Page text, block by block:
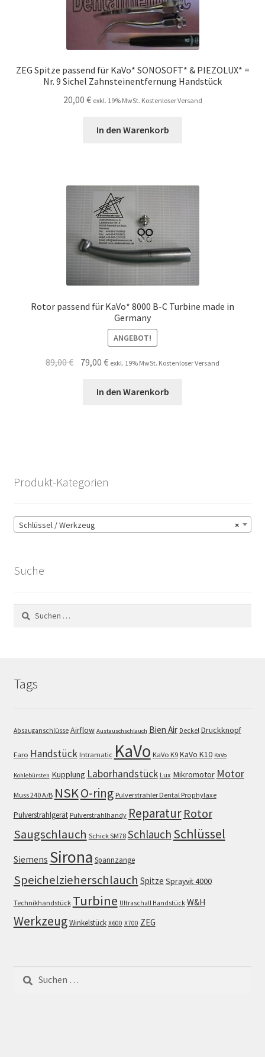
ZEG Spitze passend für KaVo* SONOSOFT* & PIEZOLUX* =
Nr. 9 Sichel Zahnsteinentfernung Handstück
20,00 € exkl. 19% MwSt. Kostenloser Versand
In den Warenkorb
Rotor passend für KaVo* 8000 B-C Turbine made in
Germany
ANGEBOT!
89,00€ Ursprünglicher
79,00€Aktueller
ist:
exkl. 19% MwSt. Kostenloser Versand
In den Warenkorb
Produkt-Kategorien
×
Schlüssel / Werkzeug
Suche
Suchen
nach:
Tags
Absauganschlüsse Airflow Austauschschlauch Bien Air Deckel Druckknopf
Faro Handstück Intramatic KaVo KaVo K9 KaVo K10 KaVo
Kohlebürsten Kupplung Laborhandstück Lux Mikromotor Motor
Muss 240 A/B NSKO-ring Pulverstrahler Dental Prophylaxe
Pulverstrahlgerät Pulverstrahlhandy Reparatur Rotor
Saugschlauch Schick SM78 Schlauch Schlüssel
Siemens Sirona Spannzange
Speichelzieherschlauch Spitze Sprayvit 4000
Technikhandstück Turbine Ultraschall Handstück W&H
WerkzeugWinkelstück X600 X700 ZEG
Suchen
nach: